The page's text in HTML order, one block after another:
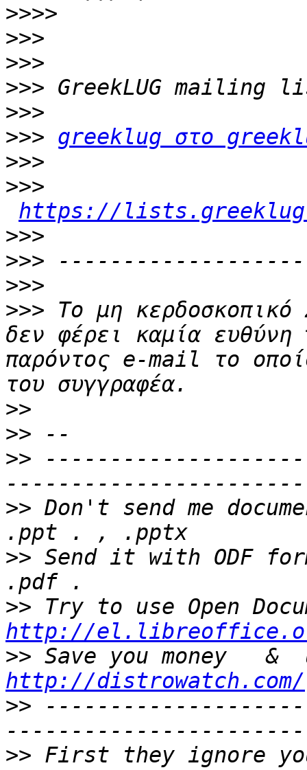
>>>>
>>>
>>>
>>>
>>>
>>> greeklug στο
>>>
>>>
https://
>>>
>>>
>>>
>>> Το μη κερδοσκοπικό
δεν φέρει καμία ευθύνη
παρόντος e-mail το
>>
>>
>>
>> Don't send me
>> Send it with ODF
>>
http://
>>
http://distrowatch.com/
>>
>> First they ignore